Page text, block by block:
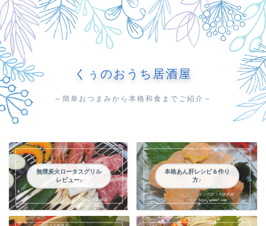
くぅのおうち居酒屋
～簡単おつまみから本格和食までご紹介～
無煙炭火ロータスグリル
レビュー♪
本格あん肝レシピ＆作り
方♪